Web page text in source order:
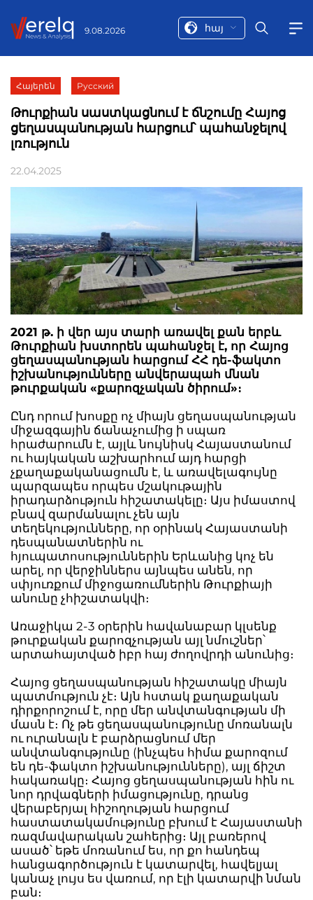
9.08.2026 հայ
Հայերեն Русский
Թուրքիան սաստկացնում է ճնշումը Հայոց
ցեղասպանության հարցում՝ պահանջելով
լռություն
22.04.2025
2021 թ. ի վեր այս տարի առավել քան երբև
Թուրքիան խստորեն պահանջել է, որ Հայոց
ցեղասպանության հարցում ՀՀ դե-ֆակտո
իշխանությունները անվերապահ մնան
թուրքական «քարոզչական ծիրում»։
Ընդ որում խոսքը ոչ միայն ցեղասպանության
միջազգային ճանաչումից ի սպառ
հրաժարումն է, այլև նույնիսկ Հայաստանում
ու հայկական աշխարհում այդ հարցի
չքաղաքականացումն է, և առավելագույնը
պարզապես որպես մշակութային
իրադարձություն հիշատակելը։ Այս իմաստով
բնավ զարմանալու չեն այն
տեղեկությունները, որ օրինակ Հայաստանի
դեսպանատներին ու
հյուպատոսություններին Երևանից կոչ են
արել, որ վերջիններս այնպես անեն, որ
սփյուռքում միջոցառումներին Թուրքիայի
անունը չհիշատակվի։
Առաջիկա 2-3 օրերին հավանաբար կլսենք
թուրքական քարոզչության այլ նմուշներ՝
արտահայտված իբր հայ ժողովրդի անունից։
Հայոց ցեղասպանության հիշատակը միայն
պատմություն չէ։ Այն հստակ քաղաքական
դիրքորոշում է, որը մեր անվտանգության մի
մասն է։ Ոչ թե ցեղասպանությունը մոռանալն
ու ուրանալն է բարձրացնում մեր
անվտանգությունը (ինչպես հիմա քարոզում
են դե-ֆակտո իշխանությունները), այլ ճիշտ
հակառակը։ Հայոց ցեղասպանության հին ու
նոր դրվագների իմացությունը, դրանց
վերաբերյալ հիշողության հարցում
հաստատակամությունը բխում է Հայաստանի
ռազմավարական շահերից։ Այլ բառերով
ասած՝ եթե մոռանում ես, որ քո հանդեպ
հանցագործություն է կատարվել, հավելյալ
կանաչ լույս ես վառում, որ էլի կատարվի նման
բան։